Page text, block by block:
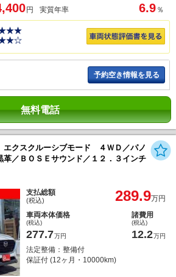
円 実質年率 6.9 ％
予約空き情報を見る
無料電話
クスクルーシブモード ４ＷＤ／パノ
革／ＢＯＳＥサウンド／１２．３インチ
支払総額
(税込) 289.9万円
車両本体価格
(税込)
277.7万円
諸費用
(税込)
12.2万円
法定整備：整備付
保証付 (12ヶ月・10000km)